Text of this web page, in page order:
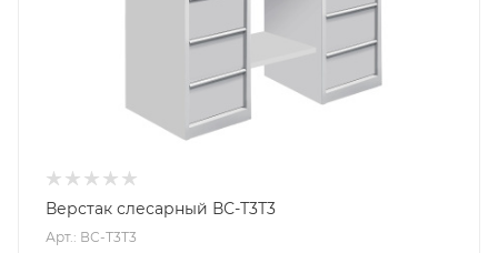
Верстак слесарный ВС-Т3Т3
Арт.: ВС-Т3Т3